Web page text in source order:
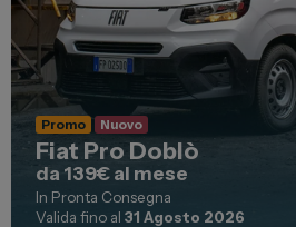
Promo Nuovo
Fiat Pro Doblò
da 139€ al mese
In Pronta Consegna
Valida fino al31 Agosto 2026